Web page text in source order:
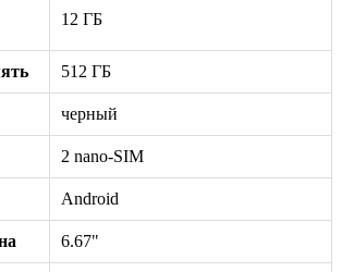
12 ГБ
512 ГБ
черный
2 nano-SIM
Android
6.67"